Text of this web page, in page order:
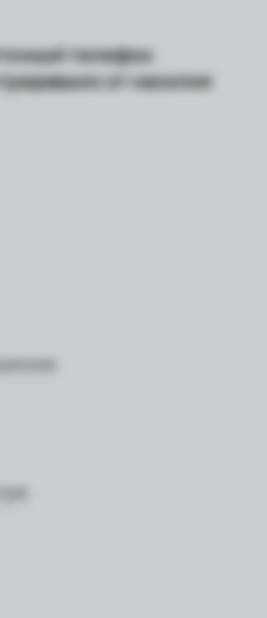
телефон
от насилия